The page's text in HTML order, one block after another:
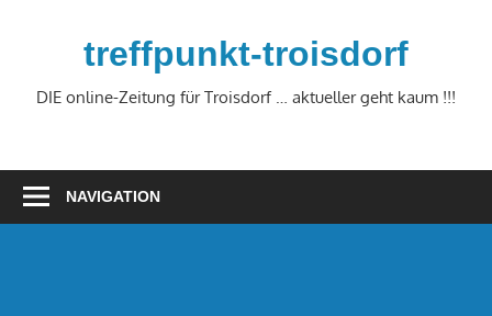
treffpunkt-troisdorf
DIE online-Zeitung für Troisdorf … aktueller geht kaum !!!
NAVIGATION